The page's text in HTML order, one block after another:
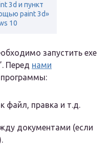
3d и пункт
paint 3d»
10
запустить exe
Перед нами
программы:
файл, правка и т.д.
документами (если